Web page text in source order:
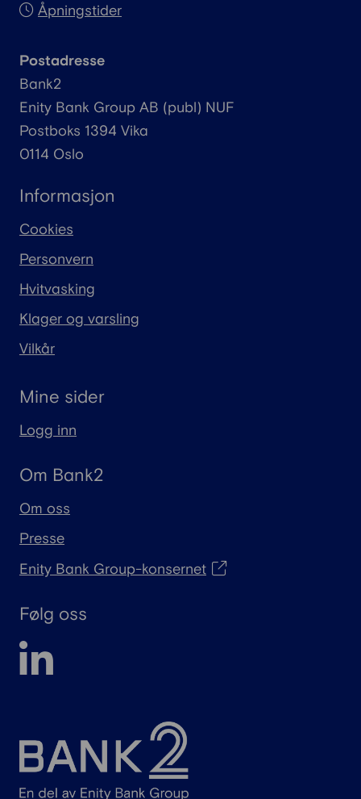
Åpningstider
Postadresse
Bank2
Enity Bank Group AB (publ) NUF
Postboks 1394 Vika
0114 Oslo
Informasjon
Cookies
Personvern
Hvitvasking
Klager og varsling
Vilkår
Mine sider
Logg inn
Om Bank2
Om oss
Presse
Enity Bank Group-konsernet
Følg oss